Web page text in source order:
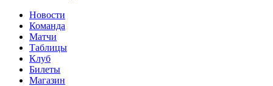
Новости
Команда
Матчи
Таблицы
Клуб
Билеты
Магазин